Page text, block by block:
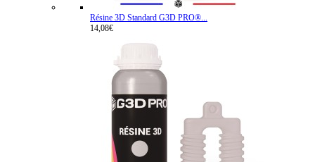
Résine 3D Standard G3D PRO®...
14,08€